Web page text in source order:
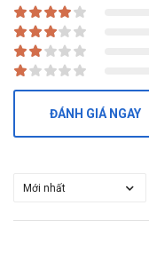
Anh. Các bạn
090.179.6388
Mua Atoris
Các bạn có thể dễ
Mua
website:https://
ĐÁNH GIÁ NGAY